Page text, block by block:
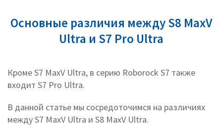
Основные различия между S8 MaxV
Ultra и S7 Pro Ultra
Кроме S7 MaxV Ultra, в серию Roborock S7 также
входит S7 Pro Ultra.
В данной статье мы сосредоточимся на различиях
между S7 MaxV Ultra и S8 MaxV Ultra.